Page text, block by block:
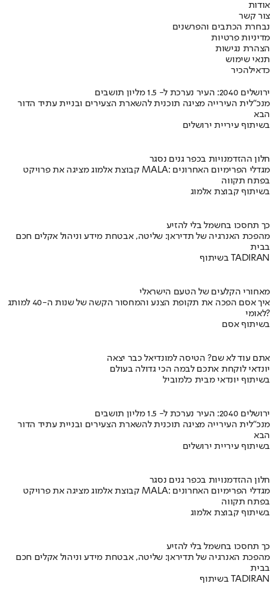
אודות
צור קשר
נבחרת הכתבים והפרשנים
מדיניות פרטיות
הצהרת נגישות
תנאי שימוש
כדאילהכיר
ירושלים 2040: העיר נערכת ל- 1.5 מליון תושבים
מנכ"לית העירייה מציגה תוכנית להשארת הצעירים ובניית עתיד הדור
הבא
בשיתוף עיריית ירושלים
חלון ההזדמנויות בכפר גנים נסגר
קבוצת אלמוג מציגה את פרויקט MALA: מגדלי הפרימיום האחרונים
בפתח תקווה
בשיתוף קבוצת אלמוג
כך תחסכו בחשמל בלי להזיע
מהפכת האנרגיה של תדיראן: שליטה, אבטחת מידע וניהול אקלים חכם
בבית
בשיתוף TADIRAN
מאחורי הקלעים של הטעם הישראלי
איך אסם הפכה את תקופת הצנע והמחסור הקשה של שנות ה-40 למותג
לאומי?
בשיתוף אסם
אתם עוד לא שם? הטיסה למונדיאל כבר יצאה
יונדאי לוקחת אתכם לבמה הכי גדולה בעולם
בשיתוף יונדאי מבית כלמוביל
ירושלים 2040: העיר נערכת ל- 1.5 מליון תושבים
מנכ"לית העירייה מציגה תוכנית להשארת הצעירים ובניית עתיד הדור
הבא
בשיתוף עיריית ירושלים
חלון ההזדמנויות בכפר גנים נסגר
קבוצת אלמוג מציגה את פרויקט MALA: מגדלי הפרימיום האחרונים
בפתח תקווה
בשיתוף קבוצת אלמוג
כך תחסכו בחשמל בלי להזיע
מהפכת האנרגיה של תדיראן: שליטה, אבטחת מידע וניהול אקלים חכם
בבית
בשיתוף TADIRAN